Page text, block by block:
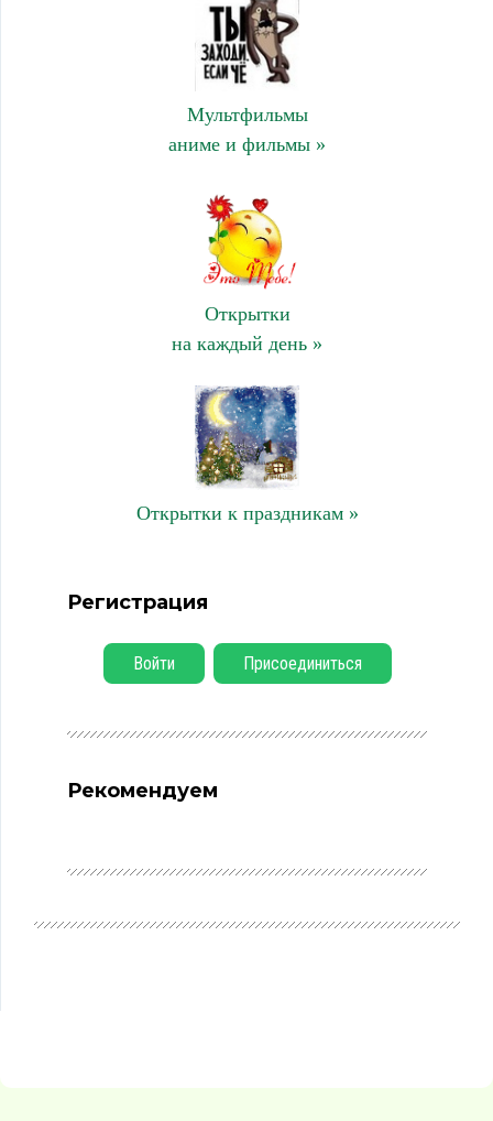
Мультфильмы
аниме и фильмы »
Открытки
на каждый день »
Открытки к праздникам »
Регистрация
Войти Присоединиться
Рекомендуем